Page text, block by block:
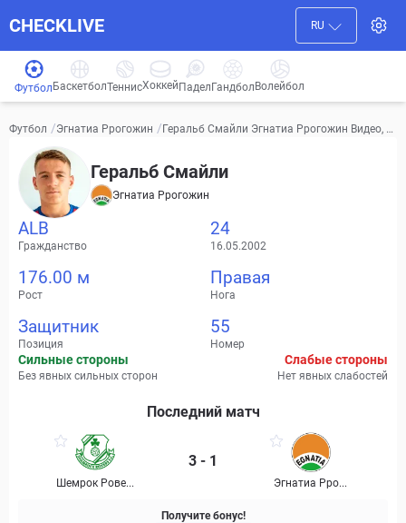
CHECKLIVE RU
Футбол БаскетболТеннисХоккей ПаделГандбол Волейбол
Футбол /Эгнатиа Ррогожин /Геральб Смайли Эгнатиа Ррогожин Видео, т
Геральб Смайли
Эгнатиа Ррогожин
ALB
Гражданство
24
16.05.2002
176.00 м
Рост
Правая
Нога
Защитник
Позиция
55
Номер
Сильные стороны
Без явных сильных сторон
Слабые стороны
Нет явных слабостей
Последний матч
Шемрок Рове...
3 - 1
Эгнатиа Рро...
Получите бонус!